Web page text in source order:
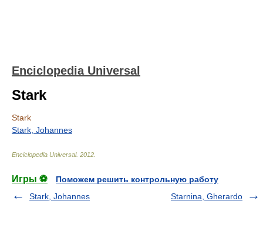
Enciclopedia Universal
Stark
Stark
Stark, Johannes
Enciclopedia Universal. 2012
Игры ⚽
Поможем решить контрольную работу
Stark, Johannes
Starnina, Gherardo